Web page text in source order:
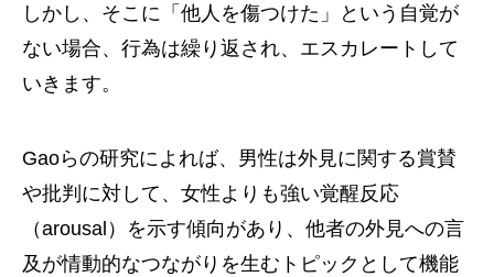
しかし、そこに「他人を傷つけた」という自覚が
ない場合、行為は繰り返され、エスカレートして
いきます。
Gaoらの研究によれば、男性は外見に関する賞賛
や批判に対して、女性よりも強い覚醒反応
（arousal）を示す傾向があり、他者の外見への言
及が情動的なつながりを生むトピックとして機能